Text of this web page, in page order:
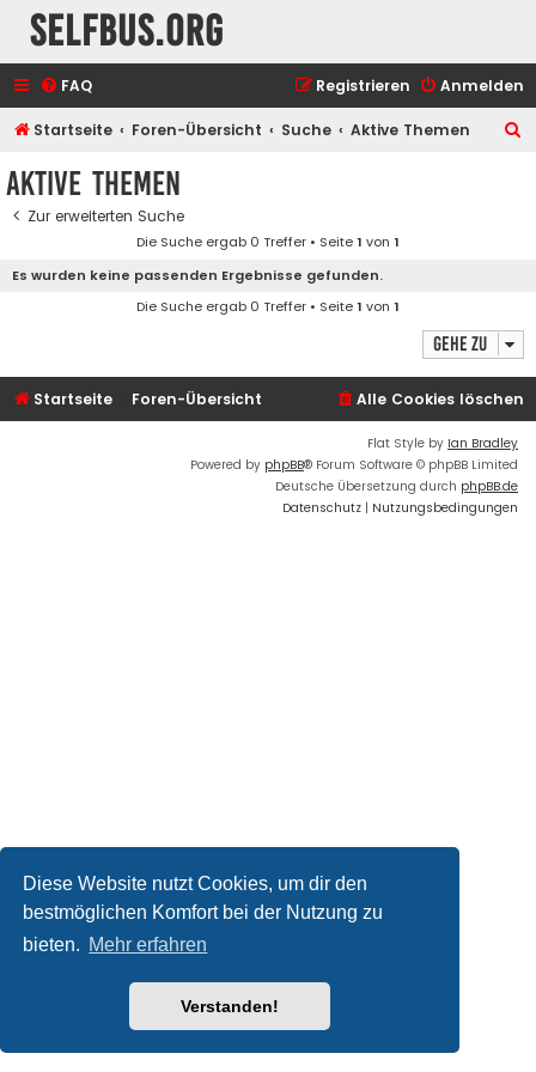
Diese Website nutzt Cookies, um dir den
bestmöglichen Komfort bei der Nutzung zu
bieten. Mehr erfahren
Verstanden!
selfbus.org
FAQ Anmelden
Registrieren
Startseite Foren-Übersicht Suche Aktive Themen
Aktive Themen
Zur erweiterten Suche
Die Suche ergab 0 Treffer • Seite1 von 1
Es wurden keine passenden Ergebnisse gefunden.
Die Suche ergab 0 Treffer • Seite1 von 1
Gehe zu
Startseite Foren-Übersicht Alle Cookies löschen
Flat Style by Ian Bradley
Powered by phpBB® Forum Software © phpBB Limited
Deutsche Übersetzung durch phpBB.de
Datenschutz | Nutzungsbedingungen